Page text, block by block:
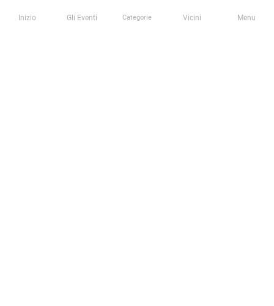
Inizio Gli Eventi Categorie Vicini Menu